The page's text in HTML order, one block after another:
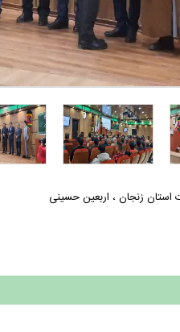
استان زنجان ، اربعین حسینی